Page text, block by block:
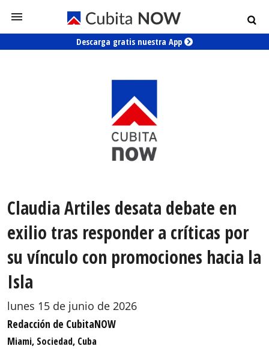
Descarga gratis nuestra App
Claudia Artiles desata debate en
exilio tras responder a críticas por
su vínculo con promociones hacia la
Isla
lunes 15 de junio de 2026
Redacción de CubitaNOW
Miami, Sociedad, Cuba